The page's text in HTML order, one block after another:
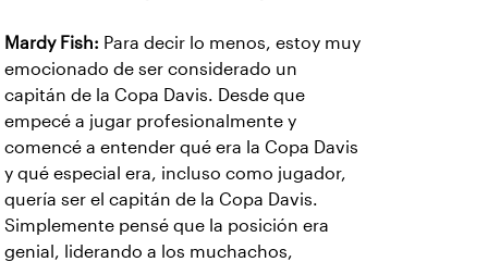
Mardy Fish: Para decir lo menos, estoy muy
emocionado de ser considerado un
capitán de la Copa Davis. Desde que
empecé a jugar profesionalmente y
comencé a entender qué era la Copa Davis
y qué especial era, incluso como jugador,
quería ser el capitán de la Copa Davis.
Simplemente pensé que la posición era
genial, liderando a los muchachos,